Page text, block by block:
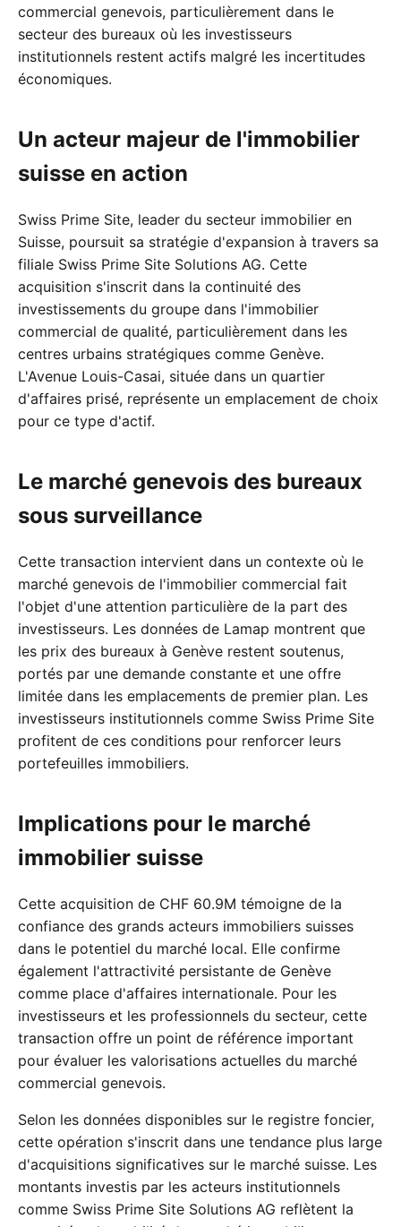
commercial genevois, particulièrement dans le
secteur des bureaux où les investisseurs
institutionnels restent actifs malgré les incertitudes
économiques.
Un acteur majeur de l'immobilier
suisse en action
Swiss Prime Site, leader du secteur immobilier en
Suisse, poursuit sa stratégie d'expansion à travers sa
filiale Swiss Prime Site Solutions AG. Cette
acquisition s'inscrit dans la continuité des
investissements du groupe dans l'immobilier
commercial de qualité, particulièrement dans les
centres urbains stratégiques comme Genève.
L'Avenue Louis-Casai, située dans un quartier
d'affaires prisé, représente un emplacement de choix
pour ce type d'actif.
Le marché genevois des bureaux
sous surveillance
Cette transaction intervient dans un contexte où le
marché genevois de l'immobilier commercial fait
l'objet d'une attention particulière de la part des
investisseurs. Les données de Lamap montrent que
les prix des bureaux à Genève restent soutenus,
portés par une demande constante et une offre
limitée dans les emplacements de premier plan. Les
investisseurs institutionnels comme Swiss Prime Site
profitent de ces conditions pour renforcer leurs
portefeuilles immobiliers.
Implications pour le marché
immobilier suisse
Cette acquisition de CHF 60.9M témoigne de la
confiance des grands acteurs immobiliers suisses
dans le potentiel du marché local. Elle confirme
également l'attractivité persistante de Genève
comme place d'affaires internationale. Pour les
investisseurs et les professionnels du secteur, cette
transaction offre un point de référence important
pour évaluer les valorisations actuelles du marché
commercial genevois.
Selon les données disponibles sur le registre foncier,
cette opération s'inscrit dans une tendance plus large
d'acquisitions significatives sur le marché suisse. Les
montants investis par les acteurs institutionnels
comme Swiss Prime Site Solutions AG reflètent la